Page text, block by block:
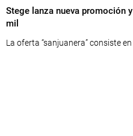
Stege lanza nueva promoción
mil
La oferta “sanjuanera” consiste